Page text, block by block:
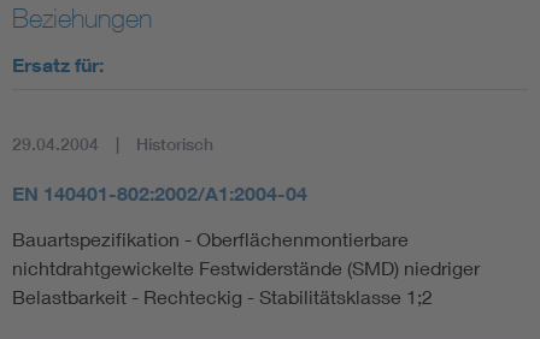
DIN VDE 0100 für sichere Elektroinstallationen
Elektrofachkraft (EFK)
Beziehungen
Ersatz für:
29.04.2004 Historisch
EN 140401-802:2002/A1:2004-04
Bauartspezifikation - Oberflächenmontierbare
nichtdrahtgewickelte Festwiderstände (SMD) niedriger
Belastbarkeit - Rechteckig - Stabilitätsklasse 1;2